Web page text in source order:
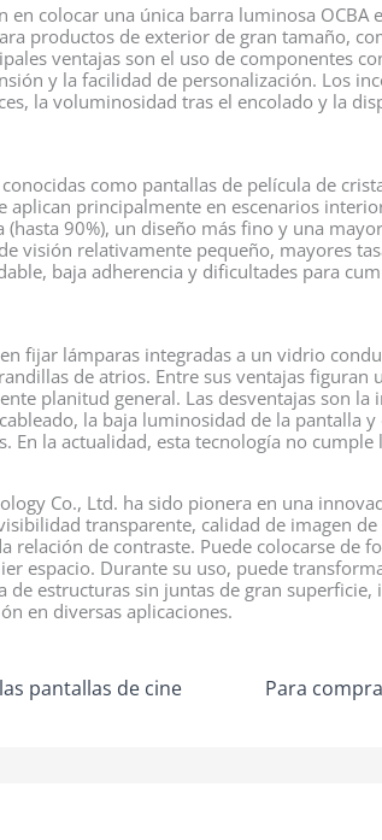
en colocar una única barra luminosa
productos de exterior de gran tamaño,
ventajas son el uso de componentes
y la facilidad de personalización. Los
la voluminosidad tras el encolado y la
como pantallas de película de
aplican principalmente en escenarios
90%), un diseño más fino y una
visión relativamente pequeño, mayores
baja adherencia y dificultades para
fijar lámparas integradas a un vidrio
de atrios. Entre sus ventajas figuran
planitud general. Las desventajas son
la baja luminosidad de la pantalla
En la actualidad, esta tecnología no
Co., Ltd. ha sido pionera en una
transparente, calidad de imagen
relación de contraste. Puede colocarse de
espacio. Durante su uso, puede
de estructuras sin juntas de gran
en diversas aplicaciones.
pantallas de cine
Para